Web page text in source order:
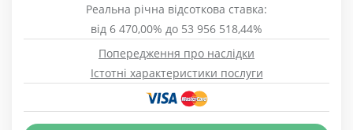
Реальна річна відсоткова ставка:
від 6 470,00% до 53 956 518,44%
Попередження про наслідки
Істотні характеристики послуги